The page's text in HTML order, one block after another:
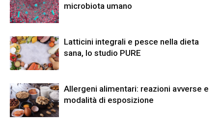
microbiota umano
Latticini integrali e pesce nella dieta
sana, lo studio PURE
Allergeni alimentari: reazioni avverse e
modalità di esposizione